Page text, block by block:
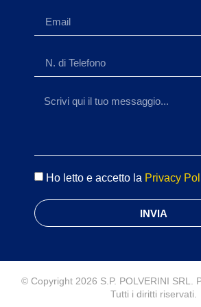
Ho letto e accetto la Privacy
INVIA
© Copyright 2026 S.P. POLVERINI SRL.
Tutti i diritti riservati.